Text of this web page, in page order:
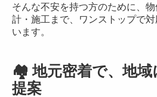
そんな不安を持つ方のために、
計・施工まで、ワンストップで
います。
🏘 地元密着で、地域
提案